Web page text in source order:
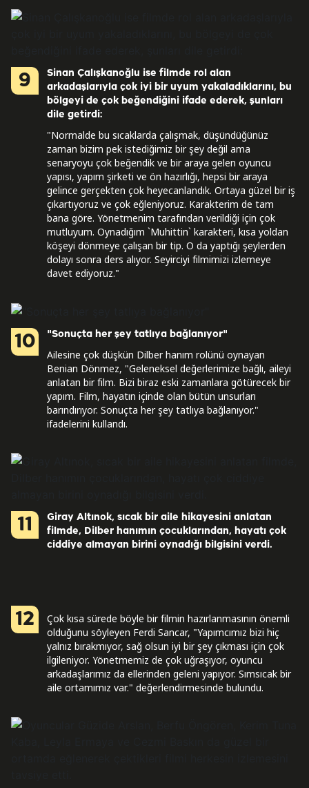
9
Sinan Çalışkanoğlu ise filmde rol alan
arkadaşlarıyla çok iyi bir uyum yakaladıklarını, bu
bölgeyi de çok beğendiğini ifade ederek, şunları
dile getirdi:
"Normalde bu sıcaklarda çalışmak, düşündüğünüz
zaman bizim pek istediğimiz bir şey değil ama
senaryoyu çok beğendik ve bir araya gelen oyuncu
yapısı, yapım şirketi ve ön hazırlığı, hepsi bir araya
gelince gerçekten çok heyecanlandık. Ortaya güzel bir iş
çıkartıyoruz ve çok eğleniyoruz. Karakterim de tam
bana göre. Yönetmenim tarafından verildiği için çok
mutluyum. Oynadığım `Muhittin` karakteri, kısa yoldan
köşeyi dönmeye çalışan bir tip. O da yaptığı şeylerden
dolayı sonra ders alıyor. Seyirciyi filmimizi izlemeye
davet ediyoruz."
10 "Sonuçta her şey tatlıya bağlanıyor"
Ailesine çok düşkün Dilber hanım rolünü oynayan
Benian Dönmez, "Geleneksel değerlerimize bağlı, aileyi
anlatan bir film. Bizi biraz eski zamanlara götürecek bir
yapım. Film, hayatın içinde olan bütün unsurları
barındırıyor. Sonuçta her şey tatlıya bağlanıyor."
ifadelerini kullandı.
11
Giray Altınok, sıcak bir aile hikayesini anlatan
filmde, Dilber hanımın çocuklarından, hayatı çok
ciddiye almayan birini oynadığı bilgisini verdi.
12
Çok kısa sürede böyle bir filmin hazırlanmasının önemli
olduğunu söyleyen Ferdi Sancar, "Yapımcımız bizi hiç
yalnız bırakmıyor, sağ olsun iyi bir şey çıkması için çok
ilgileniyor. Yönetmemiz de çok uğraşıyor, oyuncu
arkadaşlarımız da ellerinden geleni yapıyor. Sımsıcak bir
aile ortamımız var." değerlendirmesinde bulundu.